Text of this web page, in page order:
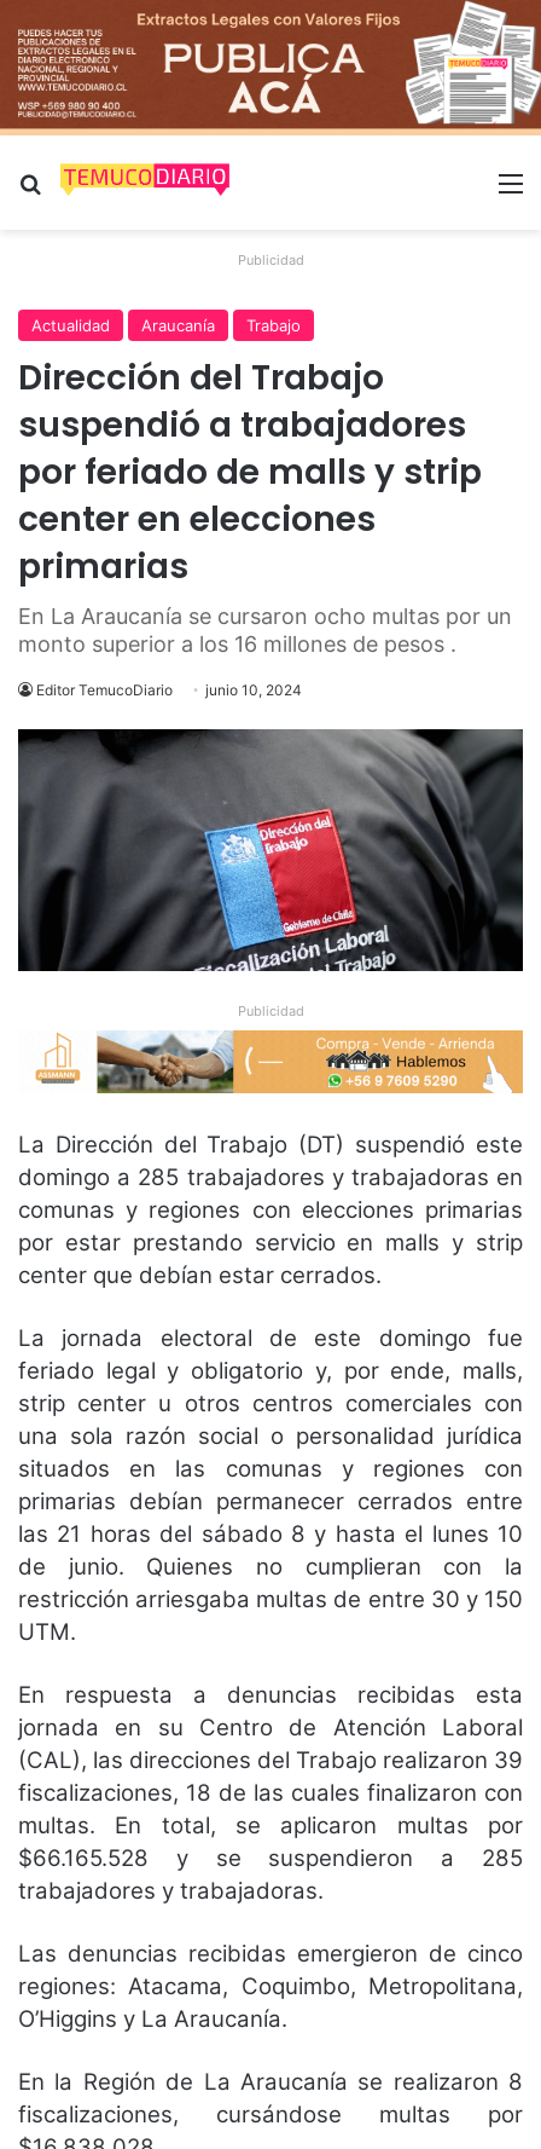
Buscar por
Publicidad
Actualidad Araucanía Trabajo
Dirección del Trabajo
suspendió a trabajadores
por feriado de malls y strip
center en elecciones
primarias
En La Araucanía se cursaron ocho multas por un
monto superior a los 16 millones de pesos .
Editor TemucoDiario junio 10, 2024
Publicidad
La Dirección del Trabajo (DT) suspendió este
domingo a 285 trabajadores y trabajadoras en
comunas y regiones con elecciones primarias
por estar prestando servicio en malls y strip
center que debían estar cerrados.
La jornada electoral de este domingo fue
feriado legal y obligatorio y, por ende, malls,
strip center u otros centros comerciales con
una sola razón social o personalidad jurídica
situados en las comunas y regiones con
primarias debían permanecer cerrados entre
las 21 horas del sábado 8 y hasta el lunes 10
de junio. Quienes no cumplieran con la
restricción arriesgaba multas de entre 30 y 150
UTM.
En respuesta a denuncias recibidas esta
jornada en su Centro de Atención Laboral
(CAL), las direcciones del Trabajo realizaron 39
fiscalizaciones, 18 de las cuales finalizaron con
multas. En total, se aplicaron multas por
$66.165.528 y se suspendieron a 285
trabajadores y trabajadoras.
Las denuncias recibidas emergieron de cinco
regiones: Atacama, Coquimbo, Metropolitana,
O’Higgins y La Araucanía.
En la Región de La Araucanía se realizaron 8
fiscalizaciones, cursándose multas por